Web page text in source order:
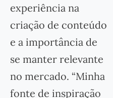
experiência na
criação de conteúdo
e a importância de
se manter relevante
no mercado. “Minha
fonte de inspiração